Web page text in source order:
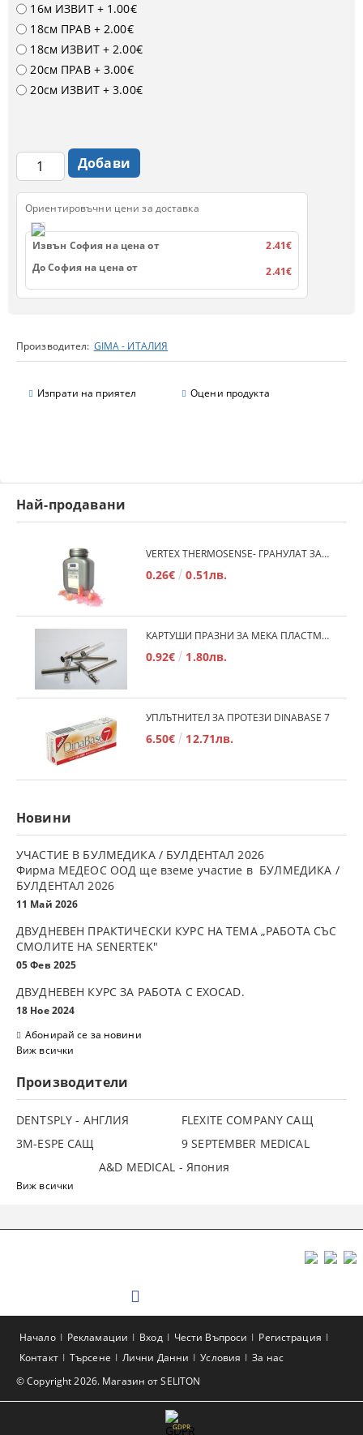
Производител: GIMA - ИТАЛИЯ
Изпрати на приятел Оцени продукта
16м ИЗВИТ + 1.00€
18см ПРАВ + 2.00€
18см ИЗВИТ + 2.00€
20см ПРАВ + 3.00€
20см ИЗВИТ + 3.00€
Ориентировъчни цени за доставка
Извън София на цена от
2.41€
До София на цена от
2.41€
Най-продавани
VERTEX THERMOSENSE- ГРАНУЛАТ ЗА МЕКИ ПРОТЕЗИ
0.26€ 0.51лв.
КАРТУШИ ПРАЗНИ ЗА МЕКА ПЛАСТМАСА
0.92€ 1.80лв.
УПЛЪТНИТЕЛ ЗА ПРОТЕЗИ DINABASE 7
6.50€ 12.71лв.
Новини
УЧАСТИЕ В БУЛМЕДИКА / БУЛДЕНТАЛ 2026
Фирма МЕДЕОС ООД ще вземе участие в БУЛМЕДИКА /
БУЛДЕНТАЛ 2026
11 Май 2026
ДВУДНЕВЕН ПРАКТИЧЕСКИ КУРС НА ТЕМА „РАБОТА СЪС
СМОЛИТЕ НА SENERTEK"
05 Фев 2025
ДВУДНЕВЕН КУРС ЗА РАБОТА С ЕXOCAD.
18 Ное 2024
Абонирай се за новини
Виж всички
Производители
DENTSPLY - АНГЛИЯ
FLEXITE COMPANY САЩ
3М-ESPE САЩ
9 SEPTEMBER MEDICAL
A&D MEDICAL - Япония
Виж всички
© Copyright 2026. Магазин от SELITON
Начало Рекламации Вход Чести Въпроси
Регистрация
Контакт
Търсене Лични Данни Условия За нас
GDPR